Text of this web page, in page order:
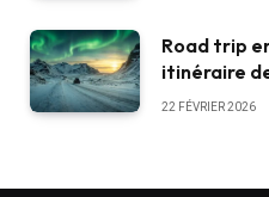
Road trip
itinéraire
22 FÉVRIER 2026